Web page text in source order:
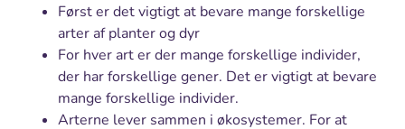
Først er det vigtigt at bevare mange forskellige
arter af planter og dyr
For hver art er der mange forskellige individer,
der har forskellige gener. Det er vigtigt at bevare
mange forskellige individer.
Arterne lever sammen i økosystemer. For at